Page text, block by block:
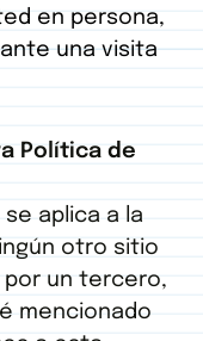
en persona,
una visita
Política de
aplica a la
otro sitio
un tercero,
mencionado